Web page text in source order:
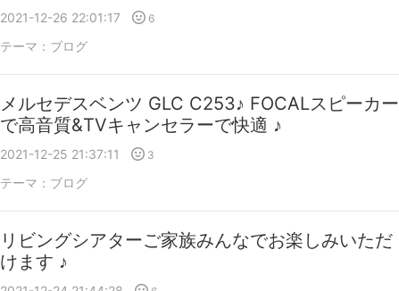
2021-12-26 22:01:17 6
テーマ： ブログ
メルセデスベンツ GLC C253♪ FOCALスピーカー
で高音質&TVキャンセラーで快適 ♪
2021-12-25 21:37:11 3
テーマ： ブログ
リビングシアターご家族みんなでお楽しみいただ
けます ♪